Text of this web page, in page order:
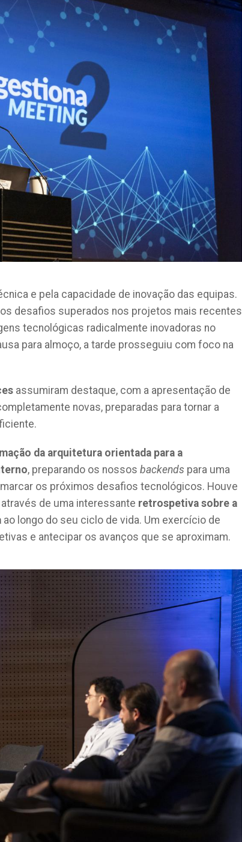
e pela capacidade de inovação das equipas.
desafios superados nos projetos mais recentes
tecnológicas radicalmente inovadoras no
para almoço, a tarde prosseguiu com foco na
assumiram destaque, com a apresentação de
novas, preparadas para tornar a
da arquitetura orientada para a
, preparando os nossos backends para uma
os próximos desafios tecnológicos. Houve
de uma interessante retrospetiva sobre a
ao longo do seu ciclo de vida. Um exercício de
e antecipar os avanços que se aproximam.